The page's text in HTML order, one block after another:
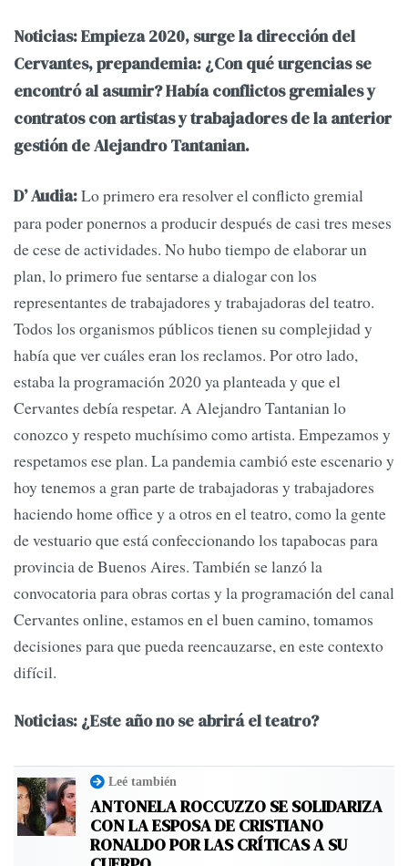
Noticias: Empieza 2020, surge la dirección del
Cervantes, prepandemia: ¿Con qué urgencias se
encontró al asumir? Había conflictos gremiales y
contratos con artistas y trabajadores de la anterior
gestión de Alejandro Tantanian.
D’ Audia:Lo primero era resolver el conflicto gremial
para poder ponernos a producir después de casi tres meses
de cese de actividades. No hubo tiempo de elaborar un
plan, lo primero fue sentarse a dialogar con los
representantes de trabajadores y trabajadoras del teatro.
Todos los organismos públicos tienen su complejidad y
había que ver cuáles eran los reclamos. Por otro lado,
estaba la programación 2020 ya planteada y que el
Cervantes debía respetar. A Alejandro Tantanian lo
conozco y respeto muchísimo como artista. Empezamos y
respetamos ese plan. La pandemia cambió este escenario y
hoy tenemos a gran parte de trabajadoras y trabajadores
haciendo home office y a otros en el teatro, como la gente
de vestuario que está confeccionando los tapabocas para
provincia de Buenos Aires. También se lanzó la
convocatoria para obras cortas y la programación del canal
Cervantes online, estamos en el buen camino, tomamos
decisiones para que pueda reencauzarse, en este contexto
difícil.
Noticias: ¿Este año no se abrirá el teatro?
Leé también
ANTONELA ROCCUZZO SE SOLIDARIZA
CON LA ESPOSA DE CRISTIANO
RONALDO POR LAS CRÍTICAS A SU